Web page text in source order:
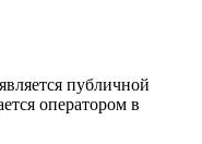
публичной
оператором в